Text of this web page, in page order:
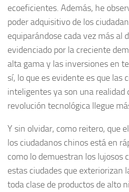
ecoeficientes. Además, he
poder adquisitivo de los
equiparándose cada vez más al
evidenciado por la creciente
alta gama y las inversiones en
sí, lo que es evidente es que las
inteligentes ya son una realidad
revolución tecnológica llegue
Y sin olvidar, como reitero, que
los ciudadanos chinos está en
como lo demuestran los lujosos
estas ciudades que exteriorizan
toda clase de productos de alto